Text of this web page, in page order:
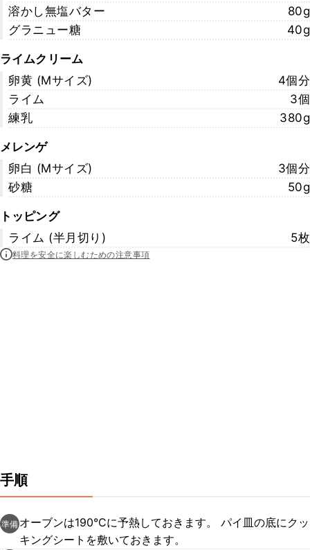
溶かし無塩バター
80g
グラニュー糖
40g
ライムクリーム
卵黄 (Mサイズ)
4個分
ライム
3個
練乳
380g
メレンゲ
卵白 (Mサイズ)
3個分
砂糖
50g
トッピング
ライム (半月切り)
5枚
料理を安全に楽しむための注意事項
手順
準備 オーブンは190°Cに予熱しておきます。 パイ皿の底にクッ
キングシートを敷いておきます。